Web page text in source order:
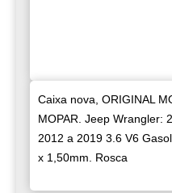
Caixa nova, ORIGINAL
MOPAR. Jeep Wrangler:
2012 a 2019 3.6 V6
x 1,50mm. Rosca